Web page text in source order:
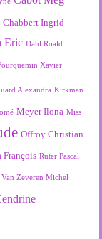
Chabbert Ingrid
Eric Dahl Roald
Xavier
Alexandra Kirkman
Meyer Ilona Miss
Offroy Christian
François Ruter Pascal
Van Zeveren Michel